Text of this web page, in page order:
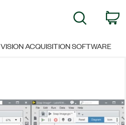
VISION ACQUISITION SOFTWARE